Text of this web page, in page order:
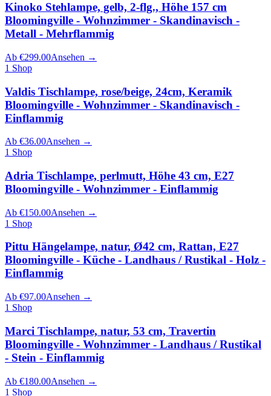
Kinoko Stehlampe, gelb, 2-flg., Höhe 157 cm
Bloomingville - Wohnzimmer - Skandinavisch -
Metall - Mehrflammig
Ab €299.00Ansehen →
1 Shop
Valdis Tischlampe, rose/beige, 24cm, Keramik
Bloomingville - Wohnzimmer - Skandinavisch -
Einflammig
Ab €36.00Ansehen →
1 Shop
Adria Tischlampe, perlmutt, Höhe 43 cm, E27
Bloomingville - Wohnzimmer - Einflammig
Ab €150.00Ansehen →
1 Shop
Pittu Hängelampe, natur, Ø42 cm, Rattan, E27
Bloomingville - Küche - Landhaus / Rustikal - Holz -
Einflammig
Ab €97.00Ansehen →
1 Shop
Marci Tischlampe, natur, 53 cm, Travertin
Bloomingville - Wohnzimmer - Landhaus / Rustikal
- Stein - Einflammig
Ab €180.00Ansehen →
1 Shop